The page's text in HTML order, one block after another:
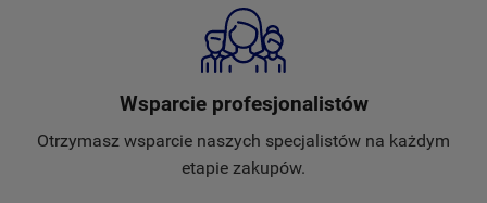
Wsparcie profesjonalistów
Otrzymasz wsparcie naszych specjalistów na każdym
etapie zakupów.